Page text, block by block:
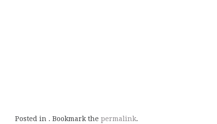
Posted in . Bookmark the permalink.